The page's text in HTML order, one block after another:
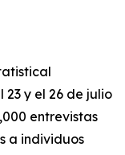
23 y el 26 de julio
entrevistas
a individuos